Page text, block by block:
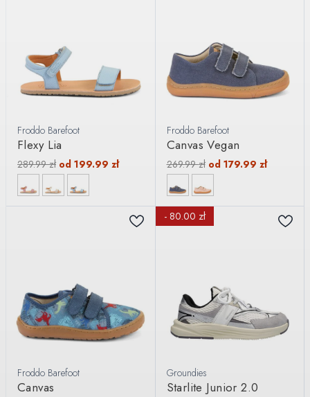
Froddo Barefoot
Flexy Lia
289.99zł od 199.99 zł
Froddo Barefoot
Canvas Vegan
269.99zł od 179.99 zł
Froddo Barefoot
Canvas
- 80.00 zł
Groundies
Starlite Junior 2.0